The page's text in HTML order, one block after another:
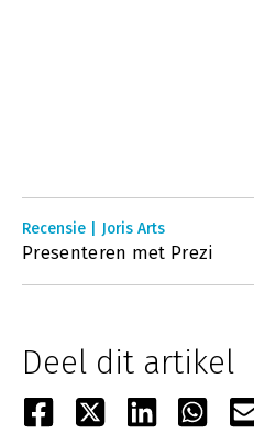
Recensie | Joris Arts
Presenteren met Prezi
Deel dit artikel